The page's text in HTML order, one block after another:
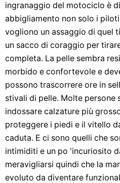
ingranaggio del motociclo è
abbigliamento non solo i
vogliono un assaggio di quel
un sacco di coraggio per
completa. La pelle sembra
morbido e confortevole e
possono trascorrere ore in
stivali di pelle. Molte persone
indossare calzature più
proteggere i piedi e il vitello
caduta. E ci sono quelli che
intimiditi e un po 'incuriosito
meravigliarsi quindi che la
evoluto da diventare